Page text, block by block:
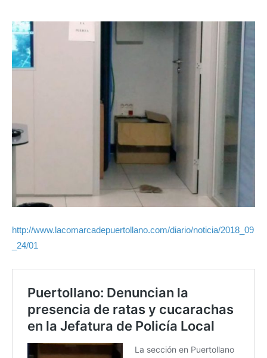
http://www.lacomarcadepuertollano.com/diario/noticia/2018_09
_24/01